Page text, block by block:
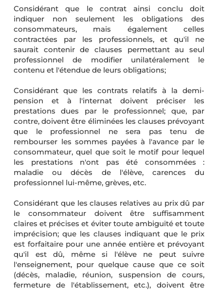
Considérant que le contrat ainsi conclu doit
indiquer non seulement les obligations des
consommateurs, mais également celles
contractées par les professionnels, et qu'il ne
saurait contenir de clauses permettant au seul
professionnel de modifier unilatéralement le
contenu et l'étendue de leurs obligations;
Considérant que les contrats relatifs à la demi-
pension et à l'internat doivent préciser les
prestations dues par le professionnel; que, par
contre, doivent être éliminées les clauses prévoyant
que le professionnel ne sera pas tenu de
rembourser les sommes payées à l'avance par le
consommateur, quel que soit le motif pour lequel
les prestations n'ont pas été consommées :
maladie ou décès de l'élève, carences du
professionnel lui-même, grèves, etc.
Considérant que les clauses relatives au prix dû par
le consommateur doivent être suffisamment
claires et précises et éviter toute ambiguïté et toute
imprécision; que les clauses indiquant que le prix
est forfaitaire pour une année entière et prévoyant
qu'il est dû, même si l'élève ne peut suivre
l'enseignement, pour quelque cause que ce soit
(décès, maladie, réunion, suspension de cours,
fermeture de l'établissement, etc.), doivent être